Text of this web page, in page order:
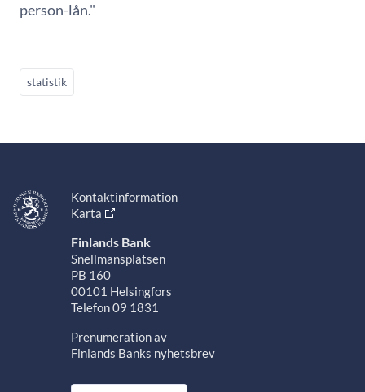
person-lån."
statistik
Kontaktinformation
Karta
Finlands Bank
Snellmansplatsen
PB 160
00101 Helsingfors
Telefon 09 1831
Prenumeration av
Finlands Banks nyhetsbrev